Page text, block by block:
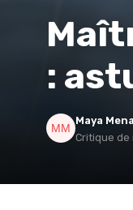
:
Maya
Critique de